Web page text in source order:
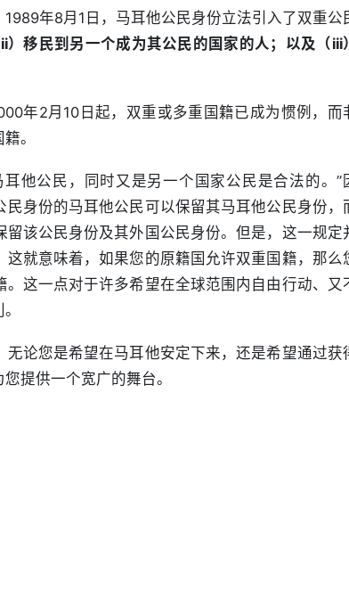
年8月1日，马耳他公民身份立法引入了双重公
）移民到另一个成为其公民的国家的人；以及（iii
年2月10日起，双重或多重国籍已成为惯例，而
。
他公民，同时又是另一个国家公民是合法的。”
身份的马耳他公民可以保留其马耳他公民身份，
该公民身份及其外国公民身份。但是，这一规定
就意味着，如果您的原籍国允许双重国籍，那么
这一点对于许多希望在全球范围内自由行动、又
论您是希望在马耳他安定下来，还是希望通过获
提供一个宽广的舞台。